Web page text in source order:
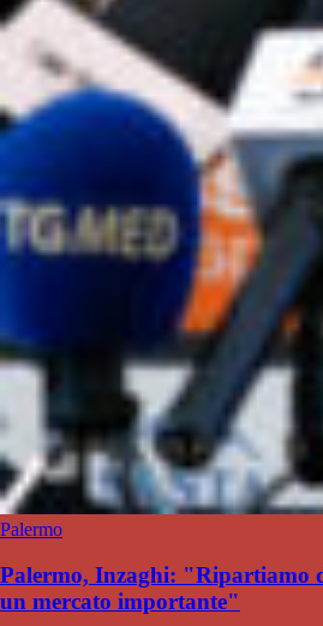
Palermo
Palermo, Inzaghi: "Ripartiamo
un mercato importante"